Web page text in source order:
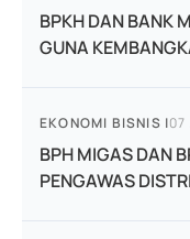
BPKH DAN BANK
GUNA
EKONOMI BISNIS |07
BPH MIGAS DAN
PENGAWAS